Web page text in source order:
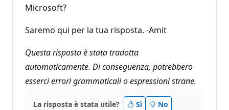
Microsoft?
Saremo qui per la tua risposta. -Amit
Questa risposta è stata tradotta
automaticamente. Di conseguenza, potrebbero
esserci errori grammaticali o espressioni strane.
La risposta è stata utile? Sì No